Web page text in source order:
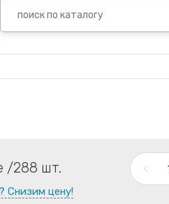
/288 шт.
Снизим цену!